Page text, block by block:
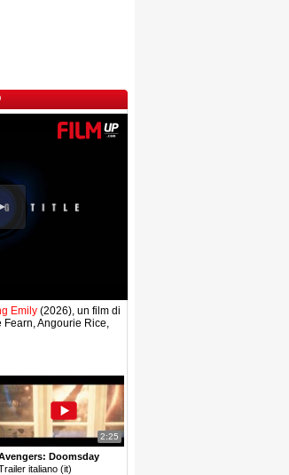
Emily (2026), un film di
Angourie Rice,
2:25
Doomsday
italiano (it)